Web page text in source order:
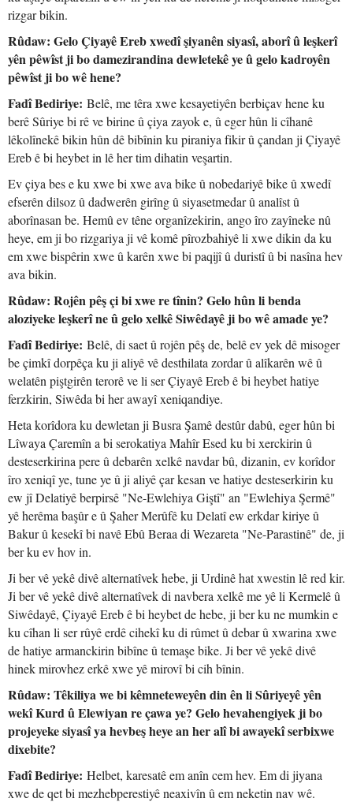
rizgar bikin.
Rûdaw: Gelo Çiyayê Ereb xwedî şiyanên siyasî, aborî û leşkerî
yên pêwîst ji bo damezirandina dewletekê ye û gelo kadroyên
pêwîst ji bo wê hene?
Fadî Bediriye: Belê, me têra xwe kesayetiyên berbiçav hene ku
berê Sûriye bi rê ve birine û çiya zayok e, û eger hûn li cîhanê
lêkolînekê bikin hûn dê bibînin ku piraniya fikir û çandan ji Çiyayê
Ereb ê bi heybet in lê her tim dihatin veşartin.
Ev çiya bes e ku xwe bi xwe ava bike û nobedariyê bike û xwedî
efserên dilsoz û dadwerên girîng û siyasetmedar û analîst û
aborînasan be. Hemû ev têne organîzekirin, ango îro zayîneke nû
heye, em ji bo rizgariya ji vê komê pîrozbahiyê li xwe dikin da ku
em xwe bispêrin xwe û karên xwe bi paqijî û duristî û bi nasîna hev
ava bikin.
Rûdaw: Rojên pêş çi bi xwe re tînin? Gelo hûn li benda
aloziyeke leşkerî ne û gelo xelkê Siwêdayê ji bo wê amade ye?
Fadî Bediriye: Belê, di saet û rojên pêş de, belê ev yek dê misoger
be çimkî dorpêça ku ji aliyê vê desthilata zordar û alîkarên wê û
welatên piştgirên terorê ve li ser Çiyayê Ereb ê bi heybet hatiye
ferzkirin, Siwêda bi her awayî xeniqandiye.
Heta korîdora ku dewletan ji Busra Şamê destûr dabû, eger hûn bi
Lîwaya Çaremîn a bi serokatiya Mahîr Esed ku bi xerckirin û
desteserkirina pere û debarên xelkê navdar bû, dizanin, ev korîdor
îro xeniqî ye, tune ye û ji aliyê çar kesan ve hatiye desteserkirin ku
ew jî Delatiyê berpirsê "Ne-Ewlehiya Giştî" an "Ewlehiya Şermê"
yê herêma başûr e û Şaher Merûfê ku Delatî ew erkdar kiriye û
Bakur û kesekî bi navê Ebû Beraa di Wezareta "Ne-Parastinê" de, ji
ber ku ev hov in.
Ji ber vê yekê divê alternatîvek hebe, ji Urdinê hat xwestin lê red kir.
Ji ber vê yekê divê alternatîvek di navbera xelkê me yê li Kermelê û
Siwêdayê, Çiyayê Ereb ê bi heybet de hebe, ji ber ku ne mumkin e
ku cîhan li ser rûyê erdê cihekî ku di rûmet û debar û xwarina xwe
de hatiye armanckirin bibîne û temaşe bike. Ji ber vê yekê divê
hinek mirovhez erkê xwe yê mirovî bi cih bînin.
Rûdaw: Têkiliya we bi kêmneteweyên din ên li Sûriyeyê yên
wekî Kurd û Elewiyan re çawa ye? Gelo hevahengiyek ji bo
projeyeke siyasî ya hevbeş heye an her alî bi awayekî serbixwe
dixebite?
Fadî Bediriye: Helbet, karesatê em anîn cem hev. Em di jiyana
xwe de qet bi mezhebperestiyê neaxivîn û em neketin nav wê.